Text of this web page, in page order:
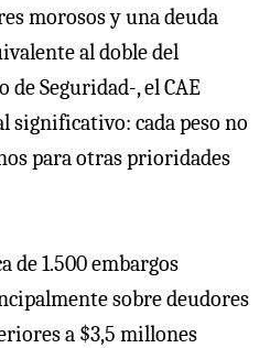
morosos y una deuda
al doble del
Seguridad-, el CAE
significativo: cada peso no
para otras prioridades
de 1.500 embargos
sobre deudores
a $3,5 millones